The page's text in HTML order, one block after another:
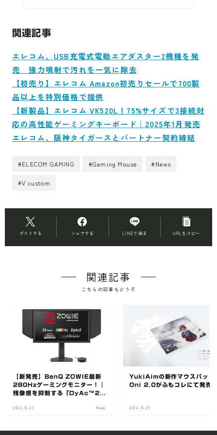
関連記事
エレコム、USB充電式電動エアダスター2機種を発
売 強力噴射で汚れを一気に除去
【初売り】エレコム Amazon初売りセールで700製
品以上を特別価格で提供
【新製品】エレコム VK520L！75%サイズで3接続対
応の高性能ゲーミングキーボード｜2025年1月発売
エレコム、阪神タイガースとパートナー契約締結
#ELECOM GAMING #Gaming Mouse #News
#V custom
ポストする シェアする LINEで送る URLをコピー
関連記事
こちらの記事もどうぞ
【新発売】BenQ ZOWIE最新
280Hzゲーミングモニター！｜
残像感を抑制する「DyAc™2技
2024.12.23 News
YukiAimの新作マウスパッド
Oni 2.0がふもコレにて発売
2024.10.25